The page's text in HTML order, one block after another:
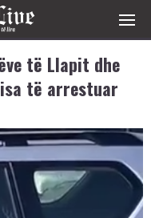
të Llapit dhe
të arrestuar